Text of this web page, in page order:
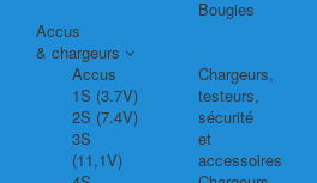
Bougies
Accus
& chargeurs
Accus
1S (3.7V)
2S (7.4V)
3S
(11,1V)
Chargeurs,
testeurs,
sécurité
et
accessoires